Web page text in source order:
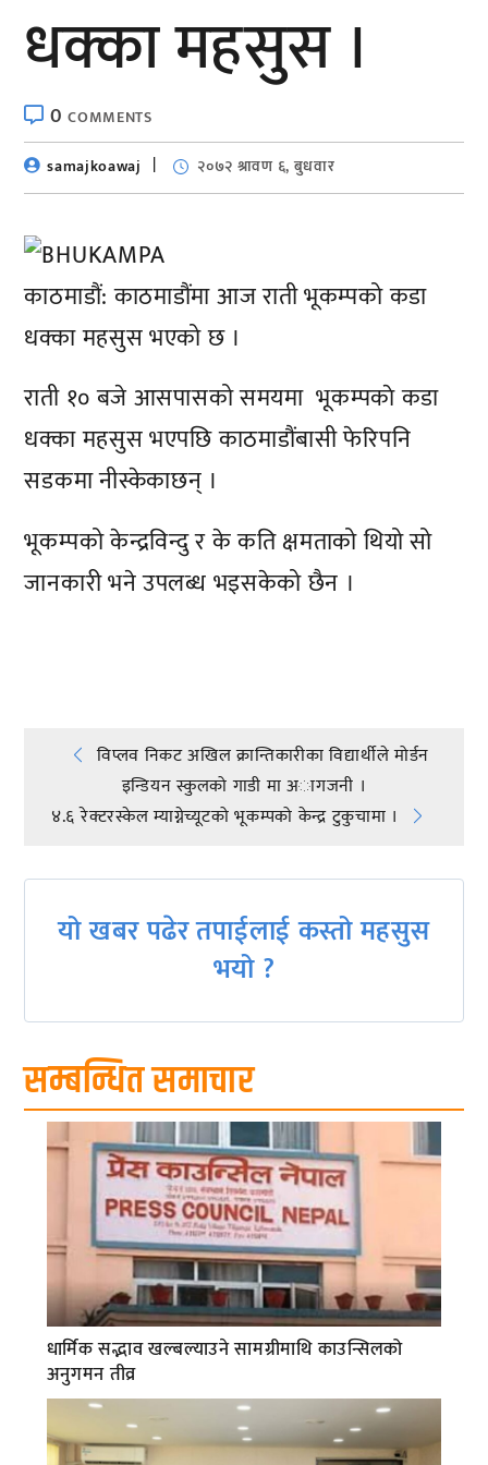
धक्का महसुस ।
0COMMENTS
samajkoawaj
२०७२ श्रावण ६, बुधवार
काठमाडौं: काठमाडौंमा आज राती भूकम्पको कडा
धक्का महसुस भएको छ ।
राती १० बजे आसपासको समयमा भूकम्पकाे कडा
धक्का महसुस भएपछि काठमाडौंबासी फेरिपनि
सडकमा नीस्केकाछन् ।
भूकम्पको केन्द्रविन्दु र के कति क्षमताको थियो सो
जानकारी भने उपलब्ध भइसकेको छैन ।
Post
navigation
विप्लव निकट अखिल क्रान्तिकारीका विद्यार्थीले मोर्डन
इन्डियन स्कुलको गाडी मा अागजनी ।
४.६ रेक्टरस्केल म्याग्नेच्यूटको भूकम्पको केन्द्र टुकुचामा ।
यो खबर पढेर तपाईलाई कस्तो महसुस
भयो ?
सम्बन्धित समाचार
धार्मिक सद्भाव खल्बल्याउने सामग्रीमाथि काउन्सिलको
अनुगमन तीव्र